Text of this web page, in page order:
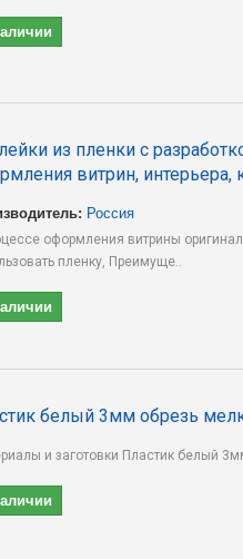
из пленки с
витрин, интерьера,
Россия
оформления витрины
пленку, Преимуще..
белый 3мм обрезь
и заготовки Пластик белый